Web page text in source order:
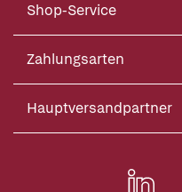
Shop-Service
Zahlungsarten
Hauptversandpartner